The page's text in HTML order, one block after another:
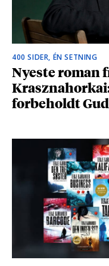
400 SIDER, ÉN SETNING
Nyeste roman
forbeholdt